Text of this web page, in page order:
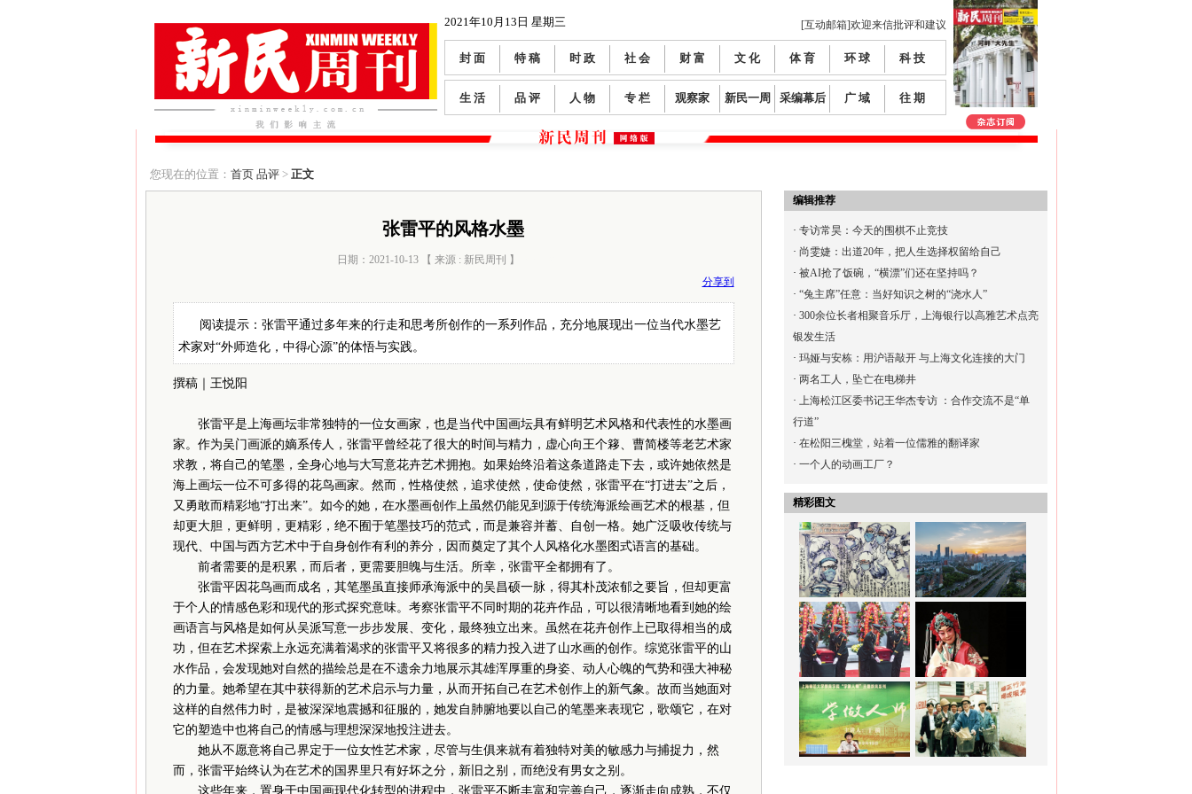
2021年10月13日 星期三 [互动邮箱]欢迎来信批评和建议
封 面 特 稿 时 政 社 会 财 富 文 化 体 育 环 球 科 技
生 活 品 评 人 物 专 栏 观察家 新民一周 采编幕后 广 域 往 期
您现在的位置： 首页 品评> 正文
张雷平的风格水墨
日期：2021-10-13 【 来源 : 新民周刊 】
分享到
阅读提示：张雷平通过多年来的行走和思考所创作的一系列作品，充分地展现出一位当代水墨艺
术家对“外师造化，中得心源”的体悟与实践。
撰稿｜王悦阳
张雷平是上海画坛非常独特的一位女画家，也是当代中国画坛具有鲜明艺术风格和代表性的水墨画
家。作为吴门画派的嫡系传人，张雷平曾经花了很大的时间与精力，虚心向王个簃、曹简楼等老艺术家
求教，将自己的笔墨，全身心地与大写意花卉艺术拥抱。如果始终沿着这条道路走下去，或许她依然是
海上画坛一位不可多得的花鸟画家。然而，性格使然，追求使然，使命使然，张雷平在“打进去”之后，
又勇敢而精彩地“打出来”。如今的她，在水墨画创作上虽然仍能见到源于传统海派绘画艺术的根基，但
却更大胆，更鲜明，更精彩，绝不囿于笔墨技巧的范式，而是兼容并蓄、自创一格。她广泛吸收传统与
现代、中国与西方艺术中于自身创作有利的养分，因而奠定了其个人风格化水墨图式语言的基础。
前者需要的是积累，而后者，更需要胆魄与生活。所幸，张雷平全都拥有了。
张雷平因花鸟画而成名，其笔墨虽直接师承海派中的吴昌硕一脉，得其朴茂浓郁之要旨，但却更富
于个人的情感色彩和现代的形式探究意味。考察张雷平不同时期的花卉作品，可以很清晰地看到她的绘
画语言与风格是如何从吴派写意一步步发展、变化，最终独立出来。虽然在花卉创作上已取得相当的成
功，但在艺术探索上永远充满着渴求的张雷平又将很多的精力投入进了山水画的创作。综览张雷平的山
水作品，会发现她对自然的描绘总是在不遗余力地展示其雄浑厚重的身姿、动人心魄的气势和强大神秘
的力量。她希望在其中获得新的艺术启示与力量，从而开拓自己在艺术创作上的新气象。故而当她面对
这样的自然伟力时，是被深深地震撼和征服的，她发自肺腑地要以自己的笔墨来表现它，歌颂它，在对
它的塑造中也将自己的情感与理想深深地投注进去。
她从不愿意将自己界定于一位女性艺术家，尽管与生俱来就有着独特对美的敏感力与捕捉力，然
而，张雷平始终认为在艺术的国界里只有好坏之分，新旧之别，而绝没有男女之别。
这些年来，置身于中国画现代化转型的进程中，张雷平不断丰富和完善自己，逐渐走向成熟，不仅
编辑推荐
· 专访常昊：今天的围棋不止竞技
· 尚雯婕：出道20年，把人生选择权留给自己
· 被AI抢了饭碗，“横漂”们还在坚持吗？
· “兔主席”任意：当好知识之树的“浇水人”
· 300余位长者相聚音乐厅，上海银行以高雅艺术点亮
银发生活
· 玛娅与安栋：用沪语敲开 与上海文化连接的大门
· 两名工人，坠亡在电梯井
· 上海松江区委书记王华杰专访 ：合作交流不是“单
行道”
· 在松阳三槐堂，站着一位儒雅的翻译家
· 一个人的动画工厂？
精彩图文